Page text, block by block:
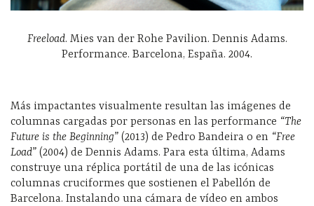
Freeload. Mies van der Rohe Pavilion. Dennis Adams.
Performance. Barcelona, España. 2004.
Más impactantes visualmente resultan las imágenes de
columnas cargadas por personas en las performance “The
Future is the Beginning” (2013) de Pedro Bandeira o en “Free
Load” (2004) de Dennis Adams. Para esta última, Adams
construye una réplica portátil de una de las icónicas
columnas cruciformes que sostienen el Pabellón de
Barcelona. Instalando una cámara de vídeo en ambos